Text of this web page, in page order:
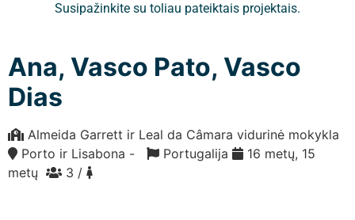
Susipažinkite su toliau pateiktais projektais.
Ana, Vasco Pato, Vasco
Dias
Almeida Garrett ir Leal da Câmara vidurinė mokykla
Porto ir Lisabona -
Portugalija
16 metų, 15
metų
3 /